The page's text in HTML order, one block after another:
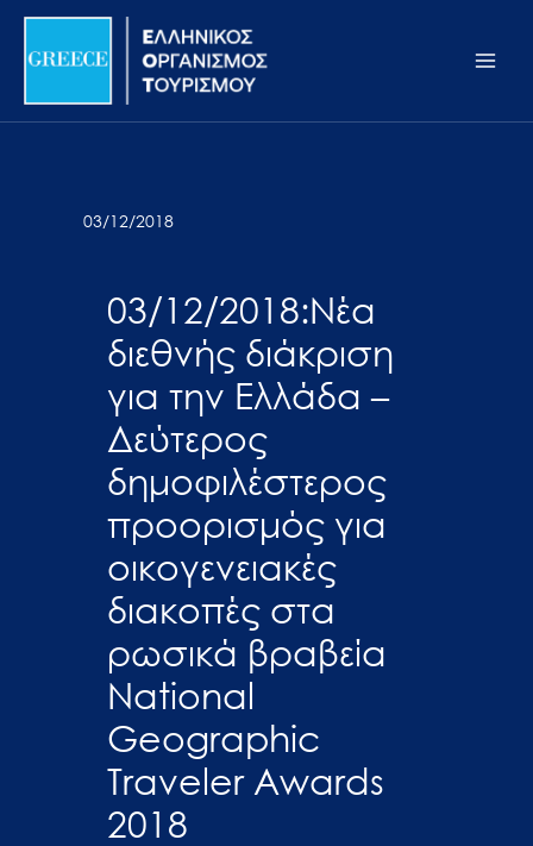
Σημείωση:
ιστότοπος
προσβασιμότητας.
Μετάβαση
περιεχόμενο
03/12/2018
03/12/2018:Νέα
διεθνής διάκριση
για την Ελλάδα –
Δεύτερος
δημοφιλέστερος
προορισμός για
οικογενειακές
διακοπές στα
ρωσικά βραβεία
National
Geographic
Traveler Awards
2018